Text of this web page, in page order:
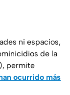
ni espacios,
de la
permite
ocurrido más